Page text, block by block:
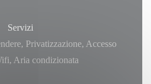
Servizi
Privatizzazione, Accesso
Aria condizionata